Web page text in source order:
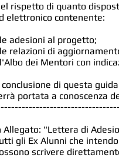
rispetto di quanto
elettronico contenente:
adesioni al progetto;
relazioni di
dei Mentori con
conclusione di questa
portata a conoscenza
Allegato: "Lettera di
gli Ex Alunni che
scrivere